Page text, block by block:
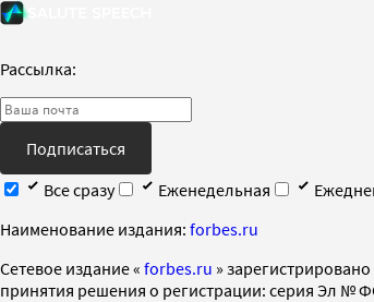
Рассылка:
Подписаться
Все сразу
Еженедельная
Наименование издания: forbes.ru
Cетевое издание « forbes.ru »
принятия решения о регистрации: серия Эл №